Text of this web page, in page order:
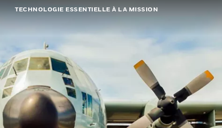
TECHNOLOGIE ESSENTIELLE À LA MISSION